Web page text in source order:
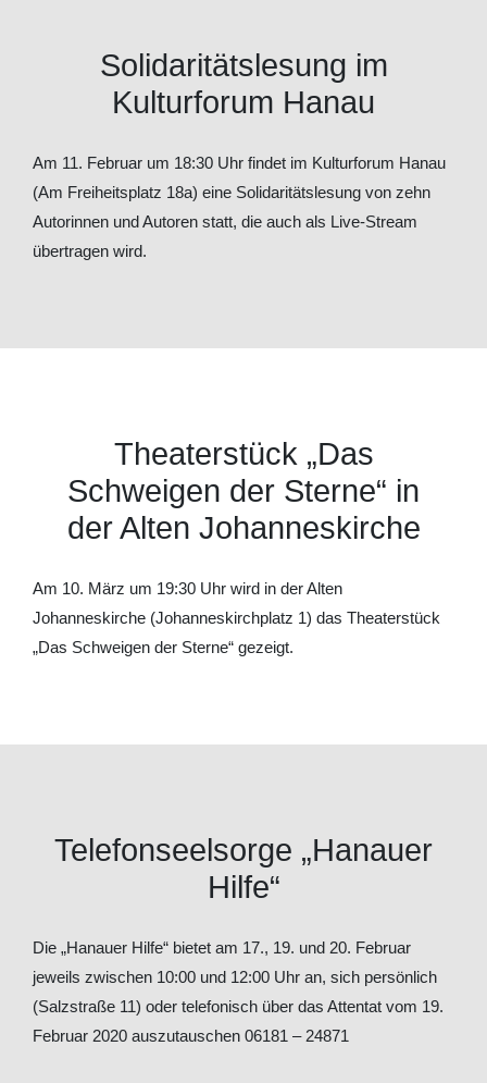
Solidaritätslesung im
Kulturforum Hanau
Am 11. Februar um 18:30 Uhr findet im Kulturforum Hanau
(Am Freiheitsplatz 18a) eine Solidaritätslesung von zehn
Autorinnen und Autoren statt, die auch als Live-Stream
übertragen wird.
Theaterstück „Das
Schweigen der Sterne“ in
der Alten Johanneskirche
Am 10. März um 19:30 Uhr wird in der Alten
Johanneskirche (Johanneskirchplatz 1) das Theaterstück
„Das Schweigen der Sterne“ gezeigt.
Telefonseelsorge „Hanauer
Hilfe“
Die „Hanauer Hilfe“ bietet am 17., 19. und 20. Februar
jeweils zwischen 10:00 und 12:00 Uhr an, sich persönlich
(Salzstraße 11) oder telefonisch über das Attentat vom 19.
Februar 2020 auszutauschen 06181 – 24871